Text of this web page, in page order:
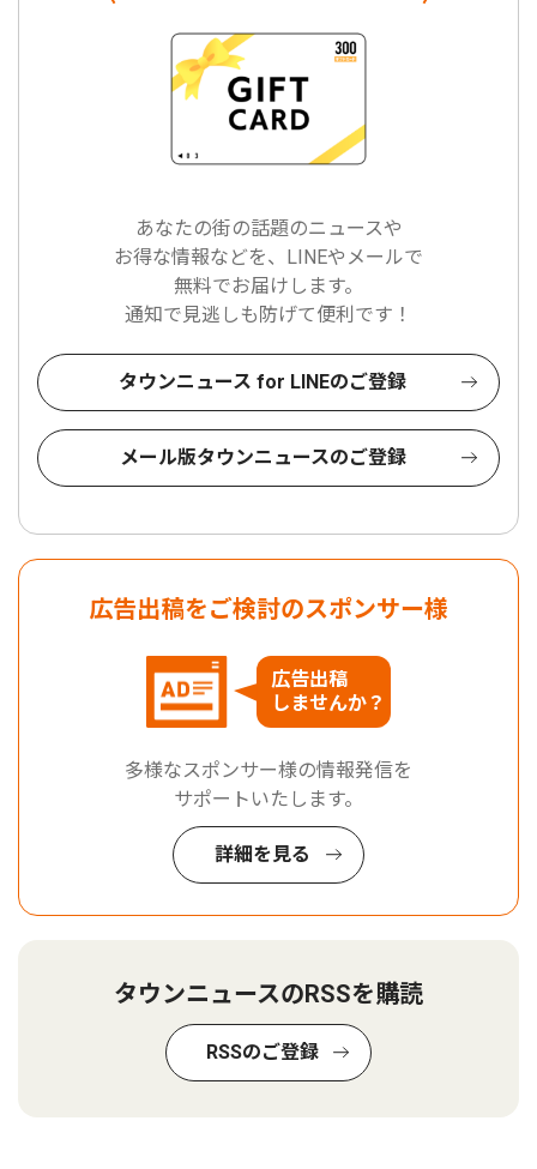
あなたの街の話題のニュースや
お得な情報などを、LINEやメールで
無料でお届けします。
通知で見逃しも防げて便利です！
タウンニュース for LINEのご登録
メール版タウンニュースのご登録
広告出稿をご検討のスポンサー様
広告出稿
しませんか？
多様なスポンサー様の情報発信を
サポートいたします。
詳細を見る
タウンニュースのRSSを購読
RSSのご登録